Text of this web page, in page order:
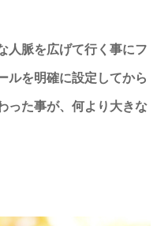
人脈を広げて行く事にフ
ルを明確に設定してから
った事が、何より大きな